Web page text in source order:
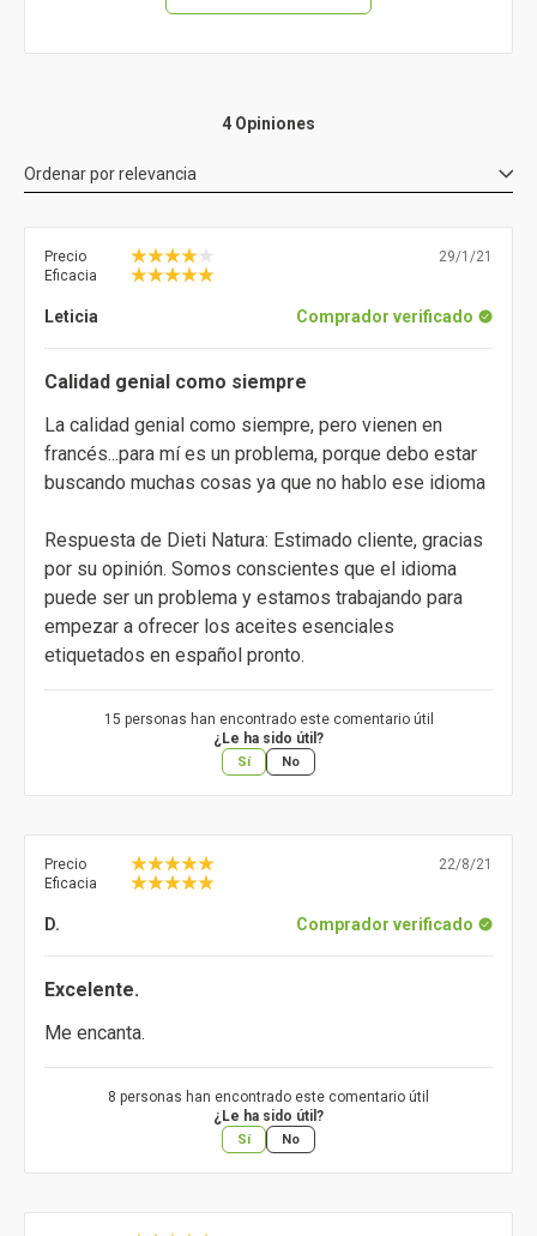
4 Opiniones
Ordenar porrelevancia
Precio
Eficacia
29/1/21
Leticia Comprador verificado
Calidad genial como siempre
La calidad genial como siempre, pero vienen en
francés...para mí es un problema, porque debo estar
buscando muchas cosas ya que no hablo ese idioma
Respuesta de Dieti Natura: Estimado cliente, gracias
por su opinión. Somos conscientes que el idioma
puede ser un problema y estamos trabajando para
empezar a ofrecer los aceites esenciales
etiquetados en español pronto.
15 personas han encontrado este comentario útil
¿Le ha sido útil?
Sí No
Precio
Eficacia
22/8/21
D. Comprador verificado
Excelente.
Me encanta.
8 personas han encontrado este comentario útil
¿Le ha sido útil?
Sí No